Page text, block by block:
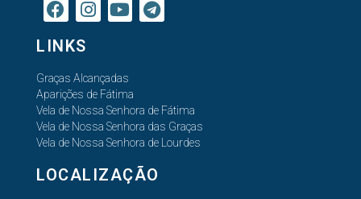
LINKS
Graças Alcançadas
Aparições de Fátima
Vela de Nossa Senhora de Fátima
Vela de Nossa Senhora das Graças
Vela de Nossa Senhora de Lourdes
LOCALIZAÇÃO